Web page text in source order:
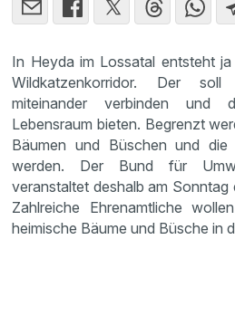
In Heyda im Lossatal entsteht
Wildkatzenkorridor. Der soll
miteinander verbinden
Lebensraum bieten. Begrenzt
Bäumen und Büschen und
werden. Der Bund für
veranstaltet deshalb am
Zahlreiche Ehrenamtliche
heimische Bäume und Büsche in